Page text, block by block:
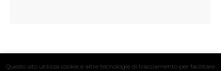
Questo sito utilizza cookie e altre tecnologie di tracciamento per facilitare